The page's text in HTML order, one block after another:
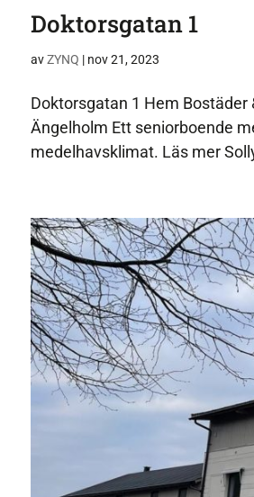
Doktorsgatan 1
avZYNQ | nov 21, 2023
Doktorsgatan 1 Hem
Ängelholm Ett seniorboende
medelhavsklimat. Läs mer